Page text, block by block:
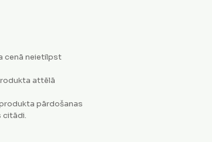
cenā neietilpst
attēlā
pārdošanas
citādi.